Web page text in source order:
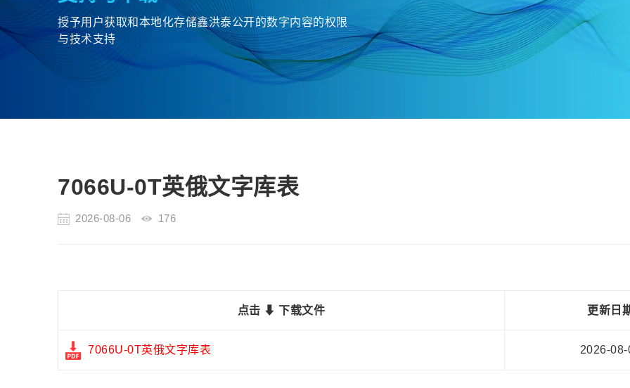
授予用户获取和本地化存储鑫洪泰公开的数字内容的权限
与技术支持
7066U-0T英俄文字库表
2026-08-06 176
点击 ⬇ 下载文件 更新日
7066U-0T英俄文字库表 2026-08-